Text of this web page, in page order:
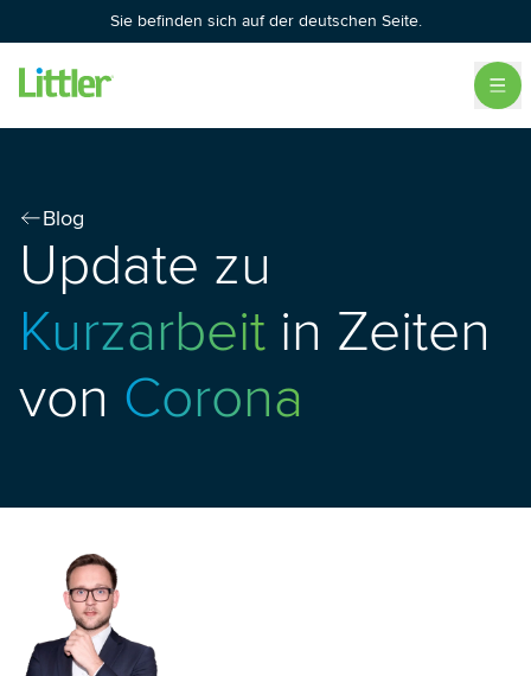
Sie befinden sich auf der deutschen Seite.
Blog
Update zu
Kurzarbeit in Zeiten
von Corona